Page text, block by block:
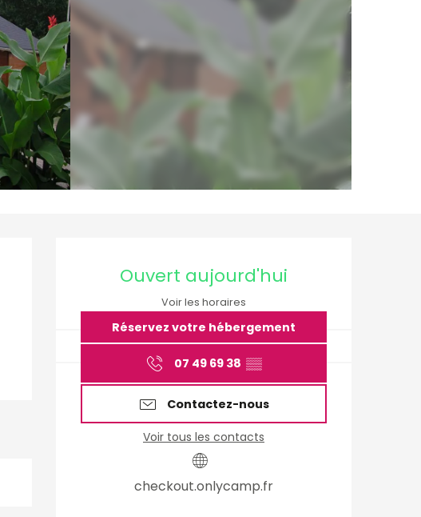
Ouverture et
Ouvert aujourd'hui
Voir les horaires
Réservez votre hébergement
07 49 69 38 ▒▒
Contactez-nous
Voir tous les contacts
checkout.onlycamp.fr